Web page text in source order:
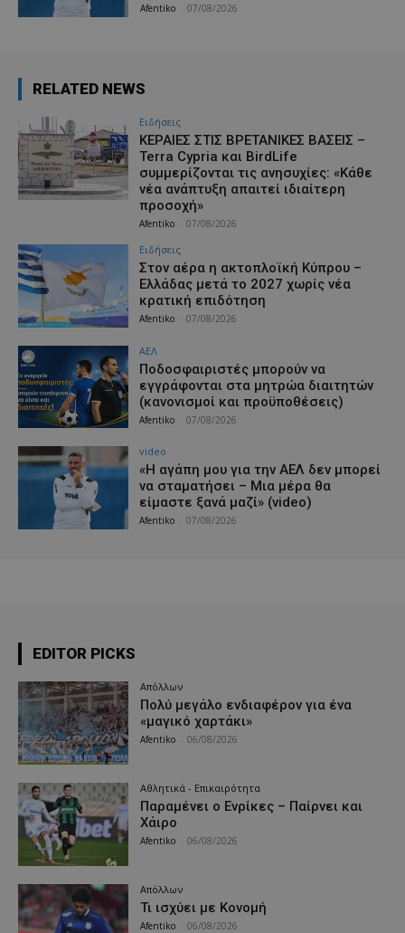
Afentiko 07/08/2026
RELATED NEWS
Ειδήσεις
ΚΕΡΑΙΕΣ ΣΤΙΣ ΒΡΕΤΑΝΙΚΕΣ ΒΑΣΕΙΣ –
Terra Cypria και BirdLife
συμμερίζονται τις ανησυχίες: «Κάθε
νέα ανάπτυξη απαιτεί ιδιαίτερη
προσοχή»
Afentiko 07/08/2026
Ειδήσεις
Στον αέρα η ακτοπλοϊκή Κύπρου –
Ελλάδας μετά το 2027 χωρίς νέα
κρατική επιδότηση
Afentiko 07/08/2026
ΑΕΛ
Ποδοσφαιριστές μπορούν να
εγγράφονται στα μητρώα διαιτητών
(κανονισμοί και προϋποθέσεις)
Afentiko 07/08/2026
video
«Η αγάπη μου για την ΑΕΛ δεν μπορεί
να σταματήσει – Μια μέρα θα
είμαστε ξανά μαζί» (video)
Afentiko 07/08/2026
EDITOR PICKS
Απόλλων
Πολύ μεγάλο ενδιαφέρον για ένα
«μαγικό χαρτάκι»
Afentiko 06/08/2026
Αθλητικά - Επικαιρότητα
Παραμένει ο Ενρίκες – Παίρνει και
Χάιρο
Afentiko 06/08/2026
Απόλλων
Τι ισχύει με Κονομή
Afentiko 06/08/2026